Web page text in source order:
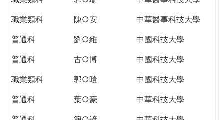
職業類科
陳○安
中華醫事科技大學
普通科
劉○維
中國科技大學
普通科
古○博
中國科技大學
職業類科
郭○暟
中國科技大學
普通科
葉○豪
中華科技大學